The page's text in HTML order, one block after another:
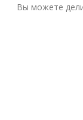
Вы можете